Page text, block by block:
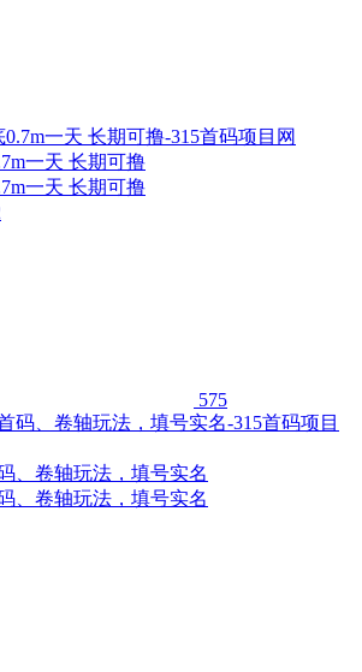
一天 长期可撸
一天 长期可撸
575
、卷轴玩法，填号实名
、卷轴玩法，填号实名